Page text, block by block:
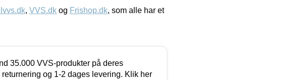
, VVS.dk og Frishop.dk, som alle har et
35.000 VVS-produkter på deres
og 1-2 dages levering. Klik her